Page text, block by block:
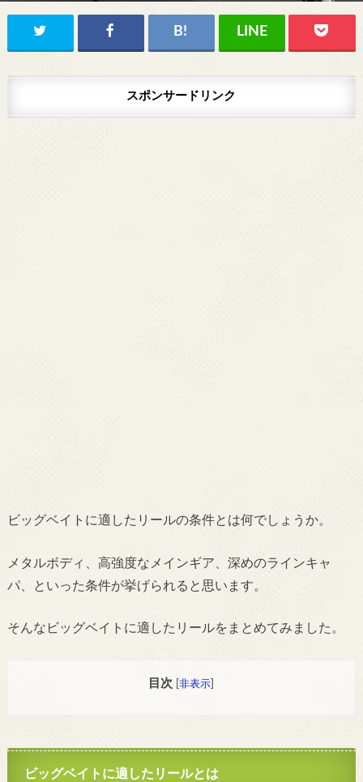
スポンサードリンク
ビッグベイトに適したリールの条件とは何でしょうか。
メタルボディ、高強度なメインギア、深めのラインキャ
パ、といった条件が挙げられると思います。
そんなビッグベイトに適したリールをまとめてみました。
目次 [非表示
ビッグベイトに適したリールとは